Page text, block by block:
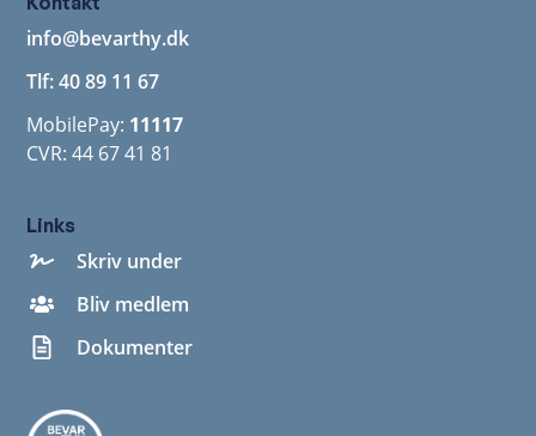
Links
Skriv under
Bliv medlem
Dokumenter
info@bevarthy.dk
Tlf: 40 89 11 67
MobilePay: 11117
CVR: 44 67 41 81